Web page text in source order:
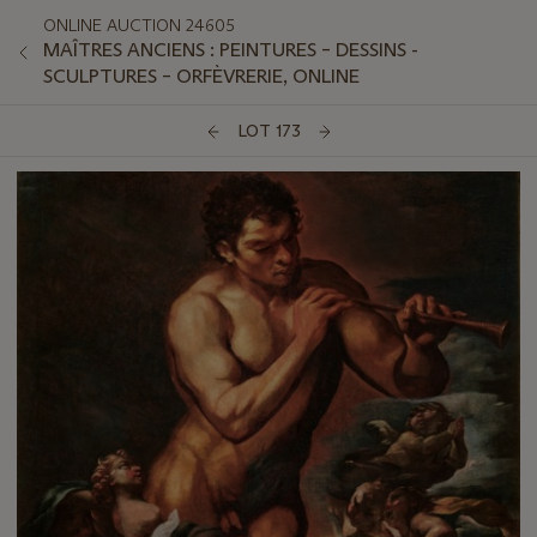
ONLINE AUCTION 24605
MAÎTRES ANCIENS : PEINTURES – DESSINS -
SCULPTURES – ORFÈVRERIE, ONLINE
LOT 173